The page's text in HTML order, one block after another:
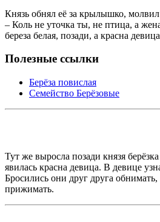
Князь обнял её за крылышко,
– Коль не уточка ты, не птица, а
береза белая, позади, а красна
Полезные ссылки
Берёза повислая
Семейство Берёзовые
Тут же выросла позади князя
явилась красна девица. В девице
Бросились они друг друга обнимать,
прижимать.